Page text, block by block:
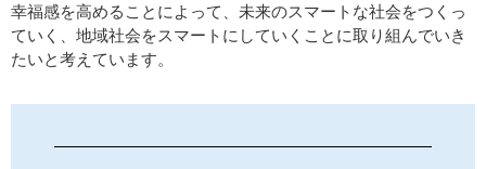
幸福感を高めることによって、未来のスマートな社会をつくっ
ていく、地域社会をスマートにしていくことに取り組んでいき
たいと考えています。